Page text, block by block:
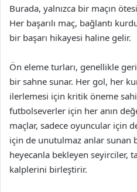
Burada, yalnızca bir maçın
Her başarılı maç, bağlantı
bir başarı hikayesi haline gelir.
Ön eleme turları, genellikle
bir sahne sunar. Her gol, her
ilerlemesi için kritik öneme
futbolseverler için her anın
maçlar, sadece oyuncular için
için de unutulmaz anlar sunan
heyecanla bekleyen seyirciler,
kalplerini birleştirir.